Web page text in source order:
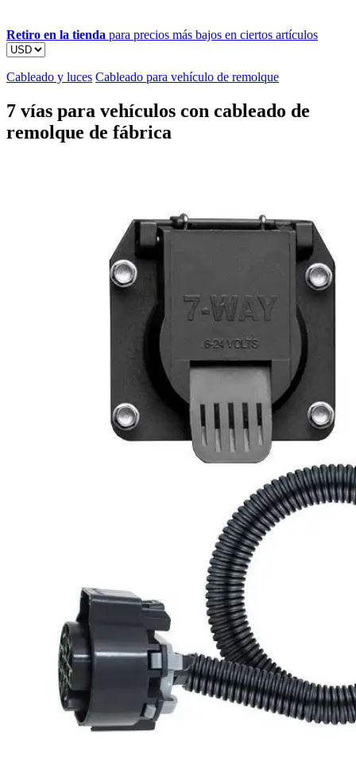
Retiro en la tienda para precios más bajos en ciertos artículos
Cableado y luces Cableado para vehículo de remolque
7 vías para vehículos con cableado de
remolque de fábrica